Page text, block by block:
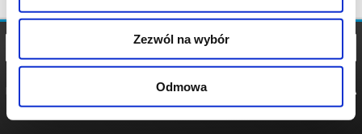
Zezwól na wybór
Odmowa
POLITYKA
POLITYKA